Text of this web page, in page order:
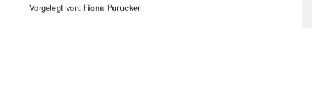
Vorgelegt  von: Fiona Purucker